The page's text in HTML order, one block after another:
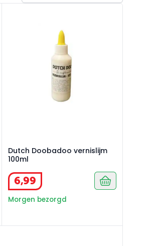
Dutch Doobadoo vernislijm
100ml
6,99
Morgen bezorgd